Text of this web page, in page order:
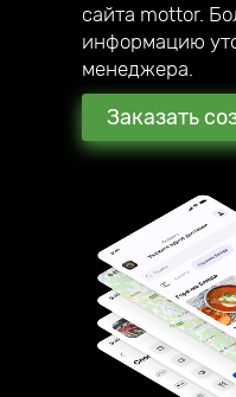
сайта mottor.
информацию
менеджера.
Заказать